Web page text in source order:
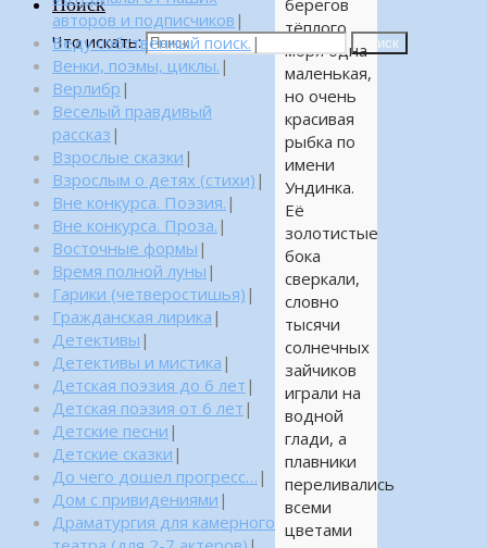
Что искать: Поиск
берегов
тёплого
моря одна
маленькая,
но очень
красивая
рыбка по
имени
Ундинка.
Её
золотистые
бока
сверкали,
словно
тысячи
солнечных
зайчиков
играли на
водной
глади, а
плавники
переливались
всеми
цветами
авторов и подписчиков |
Веду собственный поиск. |
Венки, поэмы, циклы. |
Верлибр |
Веселый правдивый
рассказ |
Взрослые сказки |
Взрослым о детях (стихи) |
Вне конкурса. Поэзия. |
Вне конкурса. Проза. |
Восточные формы |
Время полной луны |
Гарики (четверостишья) |
Гражданская лирика |
Детективы |
Детективы и мистика |
Детская поэзия до 6 лет |
Детская поэзия от 6 лет |
Детские песни |
Детские сказки |
До чего дошел прогресс… |
Дом с привидениями |
Драматургия для камерного